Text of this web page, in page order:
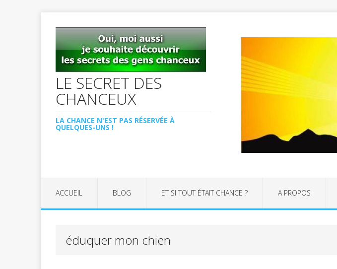
LE SECRET DES
CHANCEUX
LA CHANCE N'EST PAS RÉSERVÉE À
QUELQUES-UNS !
ACCUEIL BLOG ET SI TOUT ÉTAIT CHANCE ? A PROPOS
éduquer mon chien